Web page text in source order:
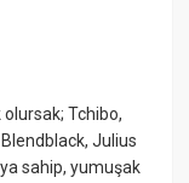
Tchibo,
Julius
sahip, yumuşak